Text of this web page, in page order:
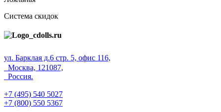
Система скидок
ул. Барклая д.6 стр. 5, офис 116,
Москва, 121087,
Россия.
+7 (495) 540 5027
+7 (800) 550 5367